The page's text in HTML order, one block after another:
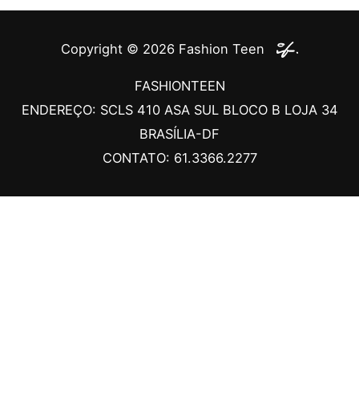
Copyright © 2026 Fashion Teen
FASHIONTEEN
ENDEREÇO: SCLS 410 ASA SUL BLOCO B LOJA 34
BRASÍLIA-DF
CONTATO: 61.3366.2277